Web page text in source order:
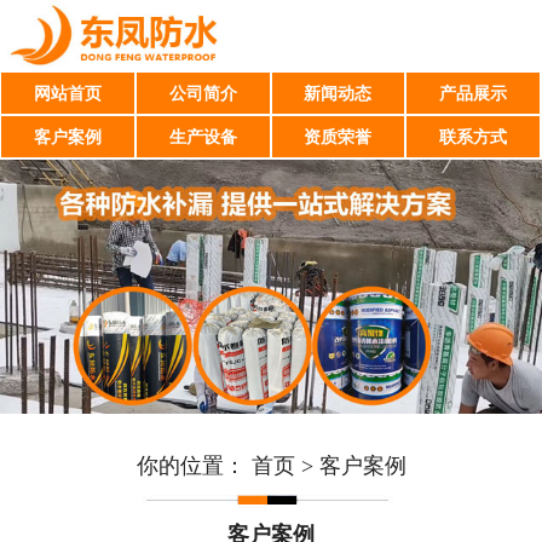
网站首页 公司简介 新闻动态 产品展示
客户案例 生产设备 资质荣誉 联系方式
你的位置： 首页 > 客户案例
客户案例